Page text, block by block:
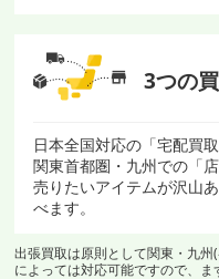
3つの
日本全国対応の「宅配買取
関東首都圏・九州での「店
売りたいアイテムが沢山
べます。
出張買取は原則として関東・九
によっては対応可能ですので、